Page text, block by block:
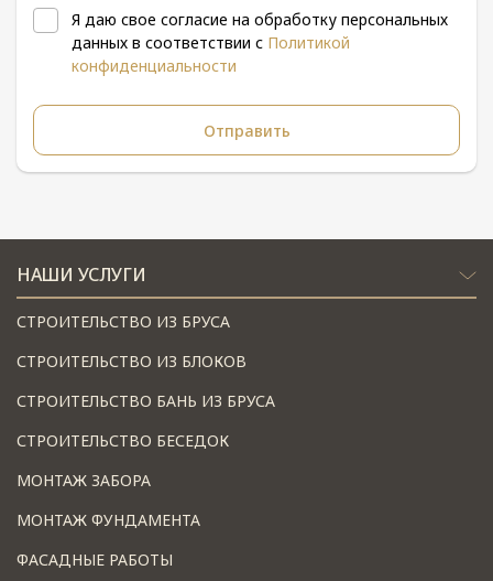
Я даю свое согласие на обработку персональных
данных в соответствии с Политикой
конфиденциальности
НАШИ УСЛУГИ
СТРОИТЕЛЬСТВО ИЗ БРУСА
СТРОИТЕЛЬСТВО ИЗ БЛОКОВ
СТРОИТЕЛЬСТВО БАНЬ ИЗ БРУСА
СТРОИТЕЛЬСТВО БЕСЕДОК
МОНТАЖ ЗАБОРА
МОНТАЖ ФУНДАМЕНТА
ФАСАДНЫЕ РАБОТЫ